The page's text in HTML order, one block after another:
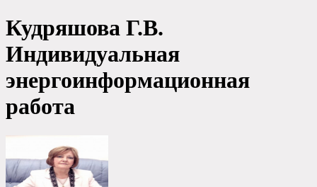
Кудряшова Г.В.
Индивидуальная
энергоинформационная
работа